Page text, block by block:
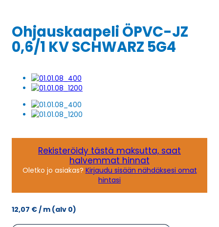
Ohjauskaapeli ÖPVC-JZ
0,6/1 KV SCHWARZ 5G4
Rekisteröidy tästä maksutta, saat
halvemmat hinnat
Oletko jo asiakas? Kirjaudu sisään nähdäksesi omat
hintasi
12,07 €/ m (alv 0)